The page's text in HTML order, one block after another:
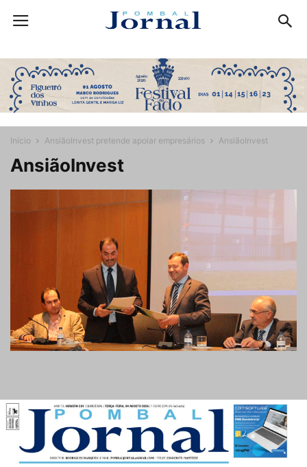
Início AnsiãoInvest pretende apoiar empresários AnsiãoInvest
AnsiãoInvest